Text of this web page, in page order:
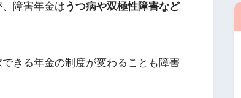
障害年金は うつ病や双極性障害など
きる年金の制度が変わることも障害